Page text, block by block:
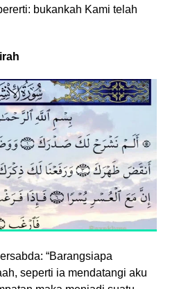
bukankah Kami telah
“Barangsiapa
seperti ia mendatangi aku